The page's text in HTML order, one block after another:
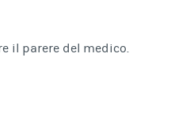
il parere del medico.